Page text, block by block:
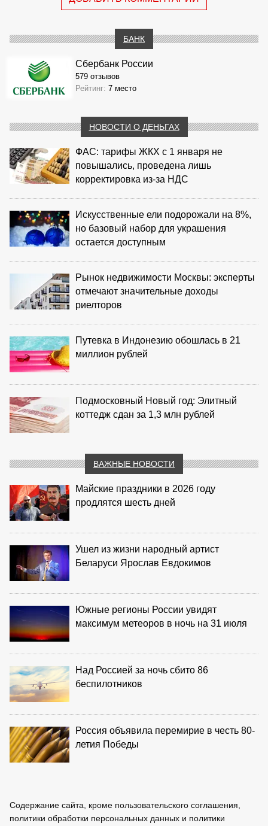
БАНК
Сбербанк России
579 отзывов
Рейтинг: 7 место
НОВОСТИ О ДЕНЬГАХ
ФАС: тарифы ЖКХ с 1 января не
повышались, проведена лишь
корректировка из‑за НДС
Искусственные ели подорожали на 8%,
но базовый набор для украшения
остается доступным
Рынок недвижимости Москвы: эксперты
отмечают значительные доходы
риелторов
Путевка в Индонезию обошлась в 21
миллион рублей
Подмосковный Новый год: Элитный
коттедж сдан за 1,3 млн рублей
ВАЖНЫЕ НОВОСТИ
Майские праздники в 2026 году
продлятся шесть дней
Ушел из жизни народный артист
Беларуси Ярослав Евдокимов
Южные регионы России увидят
максимум метеоров в ночь на 31 июля
Над Россией за ночь сбито 86
беспилотников
Россия объявила перемирие в честь 80-
летия Победы
Содержание сайта, кроме пользовательского соглашения,
политики обработки персональных данных и политики